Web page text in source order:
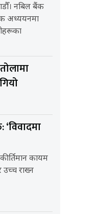
नबिल बैंक
अध्ययनमा
‘विवादमा
कायम
उच्च राख्न